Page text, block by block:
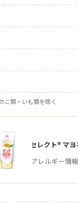
こ類・いも類を除く
「ピュアセレクト® マヨ
商品・アレルギー情